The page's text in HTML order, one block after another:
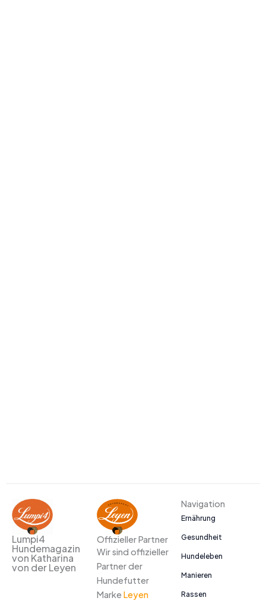
Lumpi4
Hundemagazin
von Katharina
von der Leyen
Offizieller Partner
Wir sind offizieller
Partner der
Hundefutter
Marke Leyen
Navigation
Ernährung
Gesundheit
Hundeleben
Manieren
Rassen